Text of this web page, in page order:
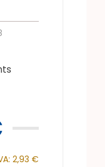
2,93 €